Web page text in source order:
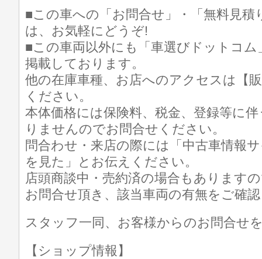
■この車への「お問合せ」・「無料見積
は、お気軽にどうぞ!
■この車両以外にも「車選びドットコ
掲載しております。
他の在庫車種、お店へのアクセスは【
ください。
本体価格には保険料、税金、登録等に
りませんのでお問合せください。
問合わせ・来店の際には「中古車情報
を見た」とお伝えください。
店頭商談中・売約済の場合もあります
お問合せ頂き、該当車両の有無をご確
スタッフ一同、お客様からのお問合せ
【ショップ情報】